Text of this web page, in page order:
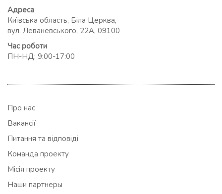
Адреса
Київська область, Біла Церква,
вул. Леваневського, 22А, 09100
Час роботи
ПН-НД: 9:00-17:00
Про нас
Вакансії
Питання та відповіді
Команда проекту
Місія проекту
Наши партнеры